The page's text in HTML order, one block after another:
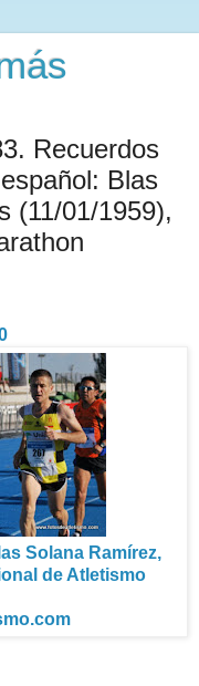
Recuerdos
Blas
(11/01/1959),
Solana Ramírez,
de Atletismo